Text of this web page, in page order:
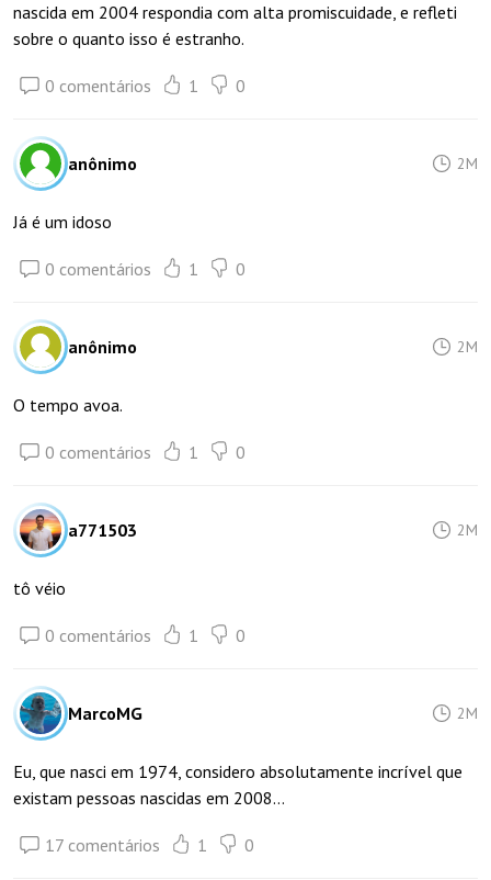
nascida em 2004 respondia com alta promiscuidade, e refleti
sobre o quanto isso é estranho.
0 comentários 1 0
anônimo 2M
Já é um idoso
0 comentários 1 0
anônimo 2M
O tempo avoa.
0 comentários 1 0
a771503 2M
tô véio
0 comentários 1 0
MarcoMG 2M
Eu, que nasci em 1974, considero absolutamente incrível que
existam pessoas nascidas em 2008...
17 comentários 1 0